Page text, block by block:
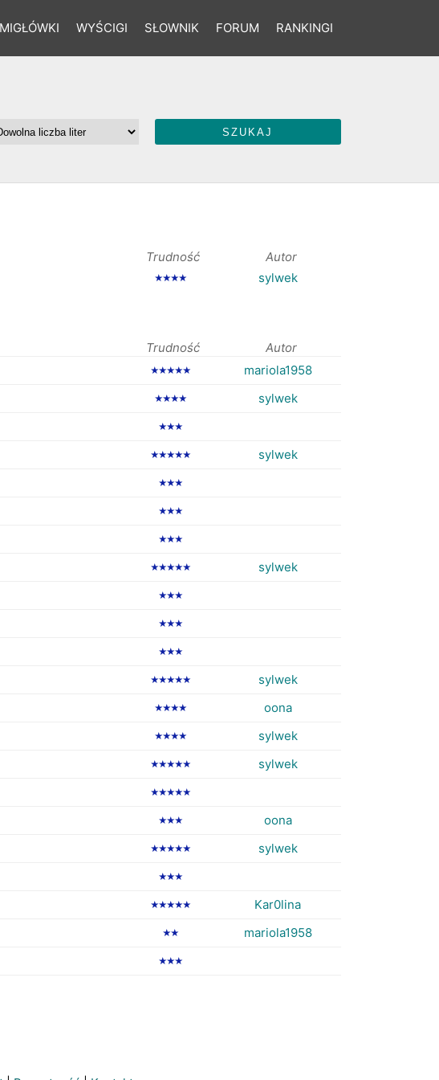
WYŚCIGI SŁOWNIK FORUM RANKINGI
Trudność Autor
★★★★ sylwek
Trudność Autor
★★★★★ mariola1958
★★★★ sylwek
★★★
★★★★★ sylwek
★★★
★★★
★★★
★★★★★ sylwek
★★★
★★★
★★★
★★★★★ sylwek
★★★★ oona
★★★★ sylwek
★★★★★ sylwek
★★★★★
★★★ oona
★★★★★ sylwek
★★★
★★★★★ Kar0lina
★★ mariola1958
★★★